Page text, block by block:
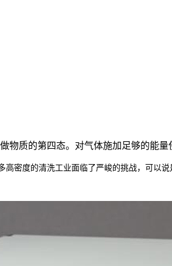
质的第四态。对气体施加足够的能量
密度的清洗工业面临了严峻的挑战，可以说